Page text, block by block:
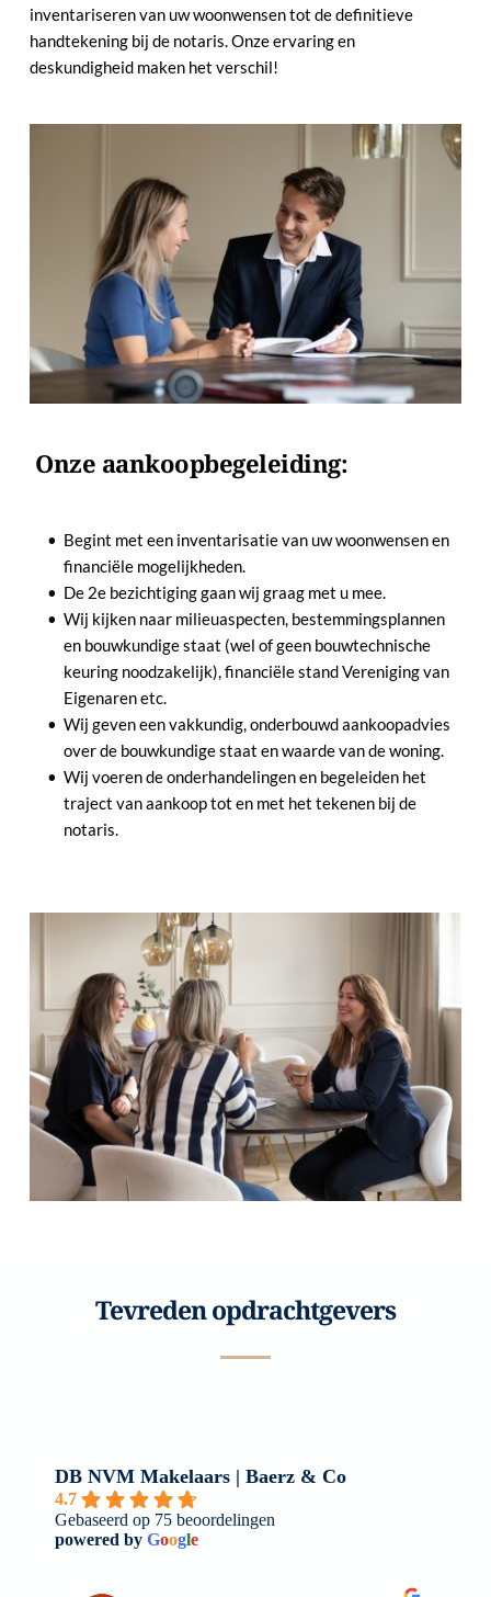
inventariseren van uw woonwensen tot de definitieve
handtekening bij de notaris. Onze ervaring en
deskundigheid maken het verschil!
Onze aankoopbegeleiding:
Begint met een inventarisatie van uw woonwensen en
financiële mogelijkheden.
De 2e bezichtiging gaan wij graag met u mee.
Wij kijken naar milieuaspecten, bestemmingsplannen
en bouwkundige staat (wel of geen bouwtechnische
keuring noodzakelijk), financiële stand Vereniging van
Eigenaren etc.
Wij geven een vakkundig, onderbouwd aankoopadvies
over de bouwkundige staat en waarde van de woning.
Wij voeren de onderhandelingen en begeleiden het
traject van aankoop tot en met het tekenen bij de
notaris.
Tevreden opdrachtgevers
DB NVM Makelaars | Baerz & Co
4.7
Gebaseerd op 75 beoordelingen
powered by Google